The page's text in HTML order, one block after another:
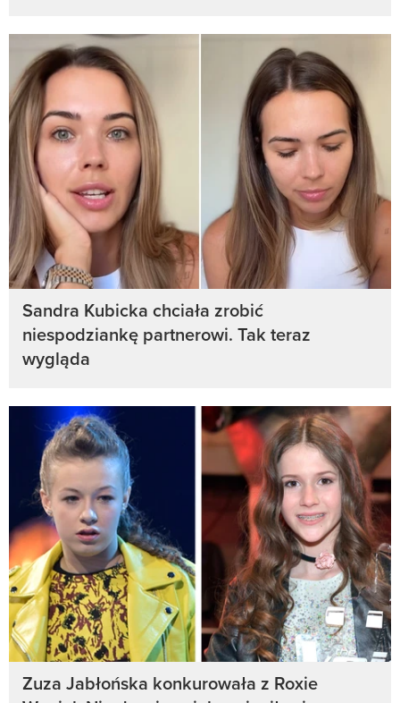
Sandra Kubicka chciała zrobić
niespodziankę partnerowi. Tak teraz
wygląda
Zuza Jabłońska konkurowała z Roxie